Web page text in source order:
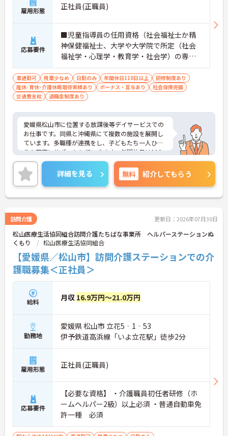
雇用形態 正社員(正職員)
応募要件
■児童指導員の任用資格（社会福祉士か精
神保健福祉士、大学や大学院で所定（社会
福祉学・心理学・教育学・社会学）の専門
課程を修了、児童福祉施設で2年以上の実務
経験がある） ■普通自動車運転免許（ＡＴ
限定可）／必須 ■児童指導員経験あれば尚
可
車通勤可 残業少なめ 日勤のみ 年間休日110日以上
研修制度あり
産休･育休･介護休暇取得実績あり
ボーナス・賞与あり
社会保険完備
交通費支給
退職金制度あり
愛媛県松山市に位置する放課後等デイサービスでの
お仕事です。同県と沖縄県にて複数の施設を展開し
ています。多職種が連携をし、子どもたち一人ひと
りを丁寧にサポートしていきます。年間休日は110
日、残業は月に10時間程度で、メリハリのある勤務
が可能です。ご興味のある方には、面接対策ポイン
トなど、さらに詳細をお話しいたしますのでお気軽
にご相談ください！
詳細を見る 無料 紹介してもらう
訪問介護 更新日：2026年07月30日
松山医療生活協同組合訪問介護たちばな事業所 ヘルパーステーションぬ
くもり
松山医療生活協同組合
【愛媛県／松山市】訪問介護ステーションでの介
護職募集＜正社員＞
給料 月収 16.9万円～21.0万円
勤務地
愛媛県 松山市 立花5‐1‐53
伊予鉄道高浜線「いよ立花駅」徒歩2分
雇用形態 正社員(正職員)
応募要件
【必要な資格】 ・介護職員初任者研修（ホ
ームヘルパー2級）以上必須 ・普通自動車免
許一種 必須